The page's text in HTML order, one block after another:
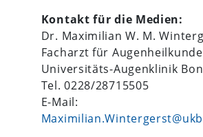
Kontakt für die Medien:
Dr. Maximilian W. M.
Facharzt für Augenheilkunde
Universitäts-Augenklinik
Tel. 0228/28715505
E-Mail: